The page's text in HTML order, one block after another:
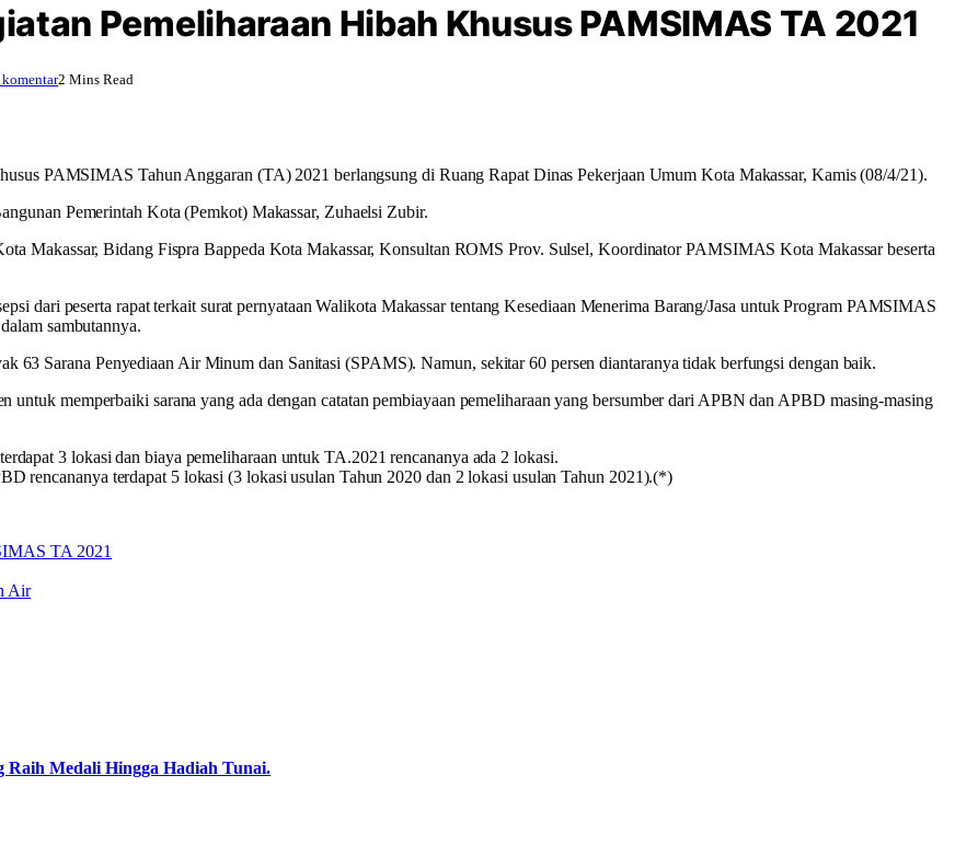
Pemeliharaan Hibah Khusus PAMSIMAS TA 2021
2 Mins Read
PAMSIMAS Tahun Anggaran (TA) 2021 berlangsung di Ruang Rapat Dinas Pekerjaan Umum Kota Makassar, Kamis (08/4/21).
Pemerintah Kota (Pemkot) Makassar, Zuhaelsi Zubir.
Makassar, Bidang Fispra Bappeda Kota Makassar, Konsultan ROMS Prov. Sulsel, Koordinator PAMSIMAS Kota Makassar beserta
dari peserta rapat terkait surat pernyataan Walikota Makassar tentang Kesediaan Menerima Barang/Jasa untuk Program PAMSIMAS
sambutannya.
63 Sarana Penyediaan Air Minum dan Sanitasi (SPAMS). Namun, sekitar 60 persen diantaranya tidak berfungsi dengan baik.
untuk memperbaiki sarana yang ada dengan catatan pembiayaan pemeliharaan yang bersumber dari APBN dan APBD masing-masing
3 lokasi dan biaya pemeliharaan untuk TA.2021 rencananya ada 2 lokasi.
rencananya terdapat 5 lokasi (3 lokasi usulan Tahun 2020 dan 2 lokasi usulan Tahun 2021).(*)
TA 2021
Air
Raih Medali Hingga Hadiah Tunai.